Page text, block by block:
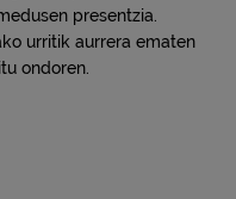
presentzia.
urritik aurrera ematen
ondoren.